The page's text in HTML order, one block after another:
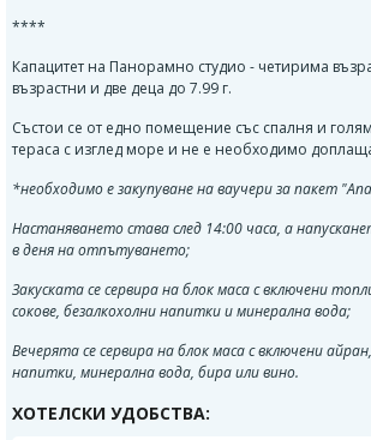
****
Капацитет на Панорамно студио - четирима
възрастни и две деца до 7.99 г.
Състои се от едно помещение със спалня и
тераса с изглед море и не е необходимо
*необходимо е закупуване на ваучери за пакет
Настаняването става след 14:00 часа, а
в деня на отпътуването;
Закуската се сервира на блок маса с включени
сокове, безалкохолни напитки и минерална вода;
Вечерята се сервира на блок маса с включени
напитки, минерална вода, бира или вино.
ХОТЕЛСКИ УДОБСТВА: